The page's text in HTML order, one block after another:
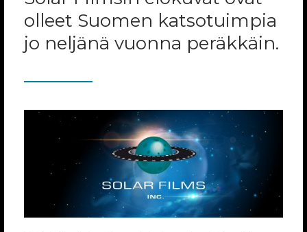
olleet Suomen katsotuimpia
jo neljänä vuonna peräkkäin.